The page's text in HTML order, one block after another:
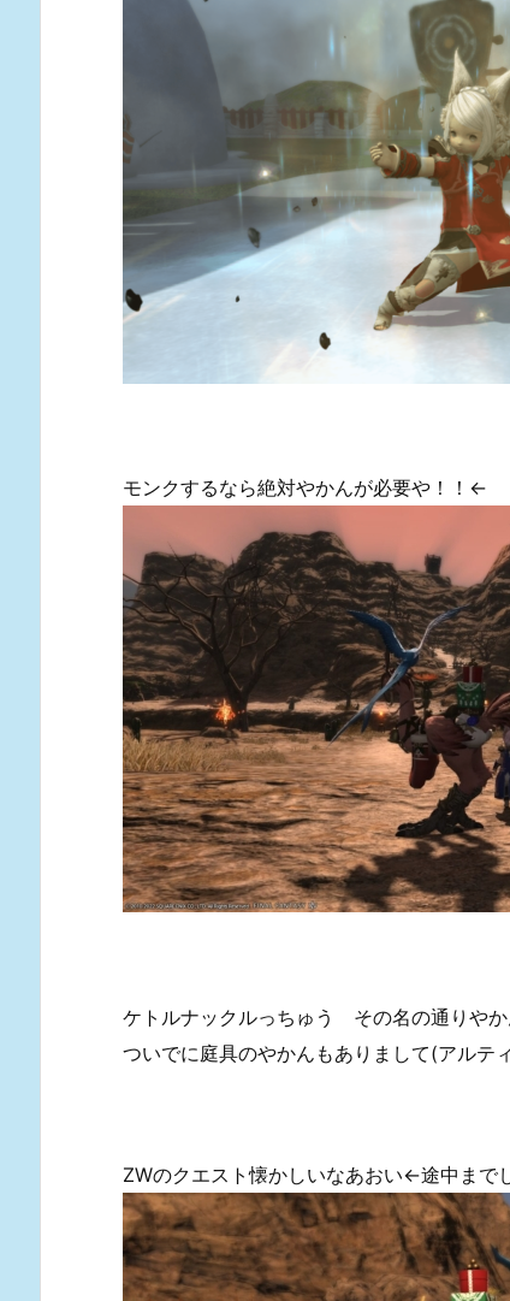
モンクするなら絶対やかんが必要や！！←
ケトルナックルっちゅう その名の通りや
ついでに庭具のやかんもありまして(アルテ
ZWのクエスト懐かしいなあおい←途中まで